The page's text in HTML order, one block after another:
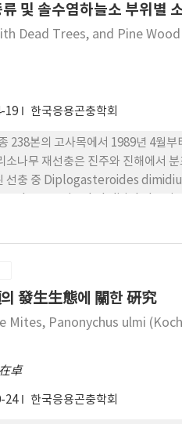
및 솔수염하늘소 부위별
Dead Trees, and Pine
19 한국응용곤충학회
238본의 고사목에서 1989년 4월
나무 재선충은 진주와 진해에서
된 선충 중 Diplogasteroides
canadensis는 우리나
많았으며, 성충 한마리당 선충 보
發生生態에 關한 硏究
Mites, Panonychus ulmi
卓
24 한국응용곤충학회